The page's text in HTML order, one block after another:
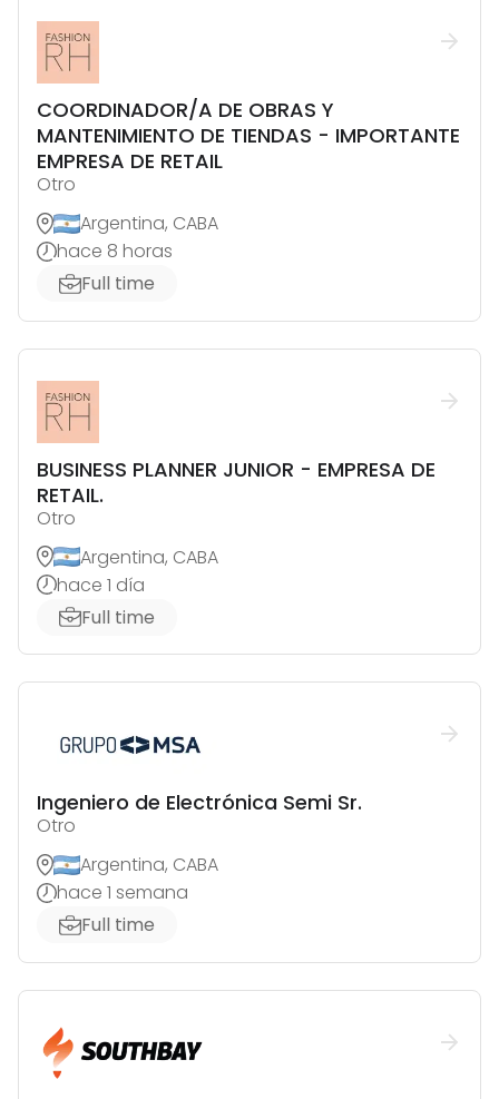
COORDINADOR/A DE OBRAS Y
MANTENIMIENTO DE TIENDAS - IMPORTANTE
EMPRESA DE RETAIL
Otro
Argentina, CABA
hace 8 horas
Full time
BUSINESS PLANNER JUNIOR - EMPRESA DE
RETAIL.
Otro
Argentina, CABA
hace 1 día
Full time
Ingeniero de Electrónica Semi Sr.
Otro
Argentina, CABA
hace 1 semana
Full time